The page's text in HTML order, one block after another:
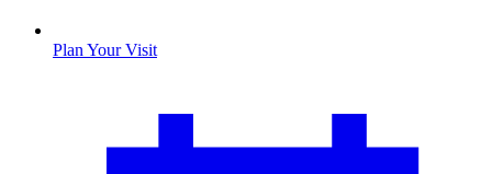
Plan Your Visit